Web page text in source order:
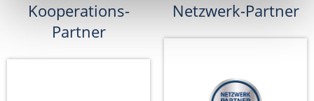
Kooperations-
Partner
Netzwerk-Partner